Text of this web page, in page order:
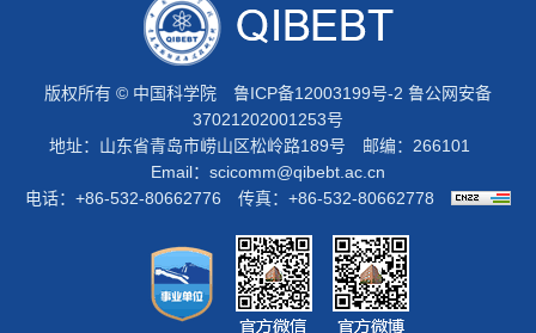
版权所有 © 中国科学院 鲁ICP备12003199号-2 鲁公网安备
37021202001253号
地址：山东省青岛市崂山区松岭路189号 邮编：266101
Email： scicomm@qibebt.ac.cn
电话：+86-532-80662776 传真：+86-532-80662778